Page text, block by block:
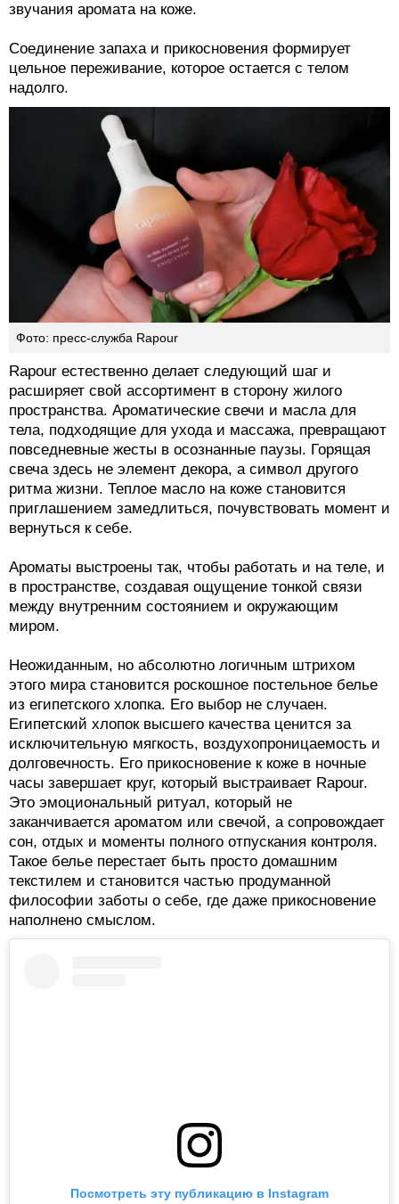
звучания аромата на коже.
Соединение запаха и прикосновения формирует
цельное переживание, которое остается с телом
надолго.
Фото: пресс-служба Rapour
Rapour естественно делает следующий шаг и
расширяет свой ассортимент в сторону жилого
пространства. Ароматические свечи и масла для
тела, подходящие для ухода и массажа, превращают
повседневные жесты в осознанные паузы. Горящая
свеча здесь не элемент декора, а символ другого
ритма жизни. Теплое масло на коже становится
приглашением замедлиться, почувствовать момент и
вернуться к себе.
Ароматы выстроены так, чтобы работать и на теле, и
в пространстве, создавая ощущение тонкой связи
между внутренним состоянием и окружающим
миром.
Неожиданным, но абсолютно логичным штрихом
этого мира становится роскошное постельное белье
из египетского хлопка. Его выбор не случаен.
Египетский хлопок высшего качества ценится за
исключительную мягкость, воздухопроницаемость и
долговечность. Его прикосновение к коже в ночные
часы завершает круг, который выстраивает Rapour.
Это эмоциональный ритуал, который не
заканчивается ароматом или свечой, а сопровождает
сон, отдых и моменты полного отпускания контроля.
Такое белье перестает быть просто домашним
текстилем и становится частью продуманной
философии заботы о себе, где даже прикосновение
наполнено смыслом.
Посмотреть эту публикацию в Instagram